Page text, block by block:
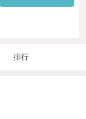
排行